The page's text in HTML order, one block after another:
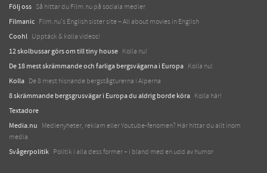
Följ oss Så hittar du Film.nu på sociala medier
Filmanic Film.nu's English sister site – All about movies in English
Coohl Upptäck & kolla videos!
12 skolbussar görs om till tiny house Kolla nu!
De 18 mest skrämmande och farliga bergsvägarna i Europa Kolla nu!
Kolla De 8 mest hisnande bergstågturerna i Alperna
8 skrämmande bergsgrusvägar i Europa du aldrig borde köra Kolla här!
Textadore
Media.nu
Medienyheter, reklam eller Youtube-fenomen? Här hittar du allt inom
media
Svågerpolitik Politik i alla dess former – i bland med en udd av humor